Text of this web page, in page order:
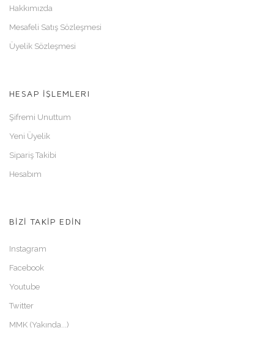
Hakkımızda
Mesafeli Satış Sözleşmesi
Üyelik Sözleşmesi
HESAP İŞLEMLERI
Şifremi Unuttum
Yeni Üyelik
Sipariş Takibi
Hesabım
BİZİ TAKİP EDİN
Instagram
Facebook
Youtube
Twitter
MMK (Yakında...)